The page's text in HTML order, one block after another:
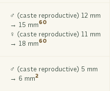
♂ (caste reproductive) 12 mm
→ 15 mm60
♀ (caste reproductive) 11 mm
→ 18 mm60
♂ (caste reproductive) 5 mm
→ 6 mm2